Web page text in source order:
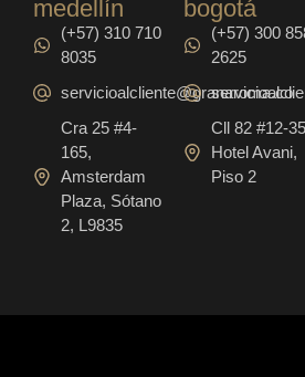
medellín
(+57) 310 710
8035
servicioalcliente@granaroma.co
Cra 25 #4-
165,
Amsterdam
Plaza, Sótano
2, L9835
bogotá
(+57) 300
2625
Cll 82 #12-
Hotel Avani,
Piso 2